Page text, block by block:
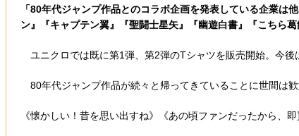
「80年代ジャンプ作品とのコラボ企画を発表している企業
ン』『キャプテン翼』『聖闘士星矢』『幽遊白書』『こちら
ユニクロでは既に第1弾、第2弾のTシャツを販売開始。今後
80年代ジャンプ作品が続々と帰ってきていることに世間は歓
《懐かしい！昔を思い出すね》《あの頃ファンだったから、即